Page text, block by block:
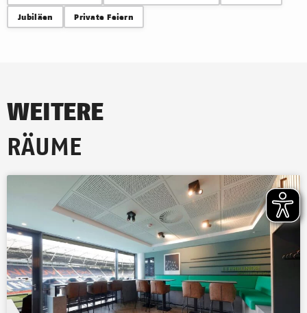
Jubiläen Private Feiern
WEITERE
RÄUME